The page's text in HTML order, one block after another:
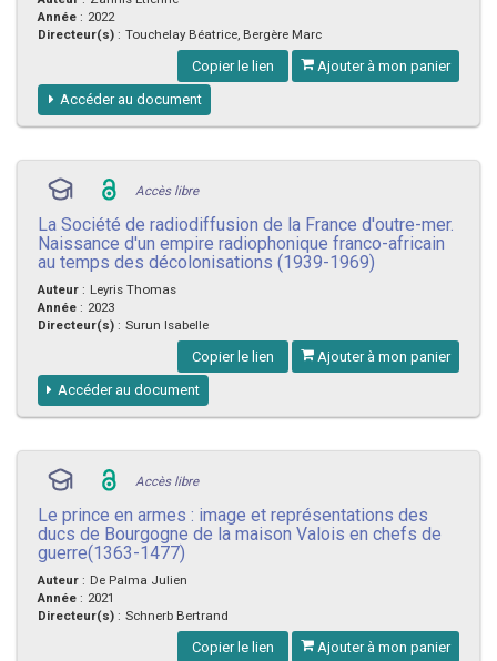
Année : 2022
Directeur(s) : Touchelay Béatrice, Bergère Marc
Copier le lien Ajouter à mon panier
Accéder au document
Accès libre
La Société de radiodiffusion de la France d'outre-mer.
Naissance d'un empire radiophonique franco-africain
au temps des décolonisations (1939-1969)
Auteur : Leyris Thomas
Année : 2023
Directeur(s) : Surun Isabelle
Copier le lien Ajouter à mon panier
Accéder au document
Accès libre
Le prince en armes : image et représentations des
ducs de Bourgogne de la maison Valois en chefs de
guerre(1363-1477)
Auteur : De Palma Julien
Année : 2021
Directeur(s) : Schnerb Bertrand
Copier le lien Ajouter à mon panier